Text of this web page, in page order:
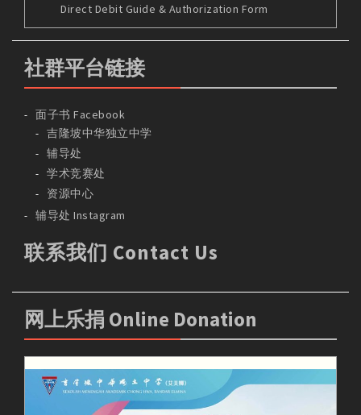
Direct Debit Guide & Authorization Form
社群平台链接
面子书 Facebook
吉隆坡中华独立中学
辅导处
学术竞赛处
资源中心
辅导处 Instagram
联系我们 Contact Us
网上乐捐 Online Donation